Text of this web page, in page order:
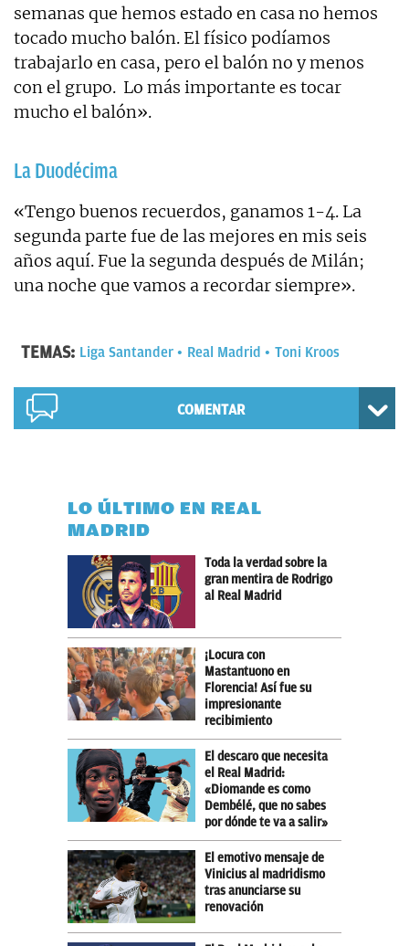
semanas que hemos estado en casa no hemos
tocado mucho balón. El físico podíamos
trabajarlo en casa, pero el balón no y menos
con el grupo. Lo más importante es tocar
mucho el balón».
La Duodécima
«Tengo buenos recuerdos, ganamos 1-4. La
segunda parte fue de las mejores en mis seis
años aquí. Fue la segunda después de Milán;
una noche que vamos a recordar siempre».
TEMAS: Liga Santander Real Madrid Toni Kroos
COMENTAR
LO ÚLTIMO EN REAL
MADRID
Toda la verdad sobre la
gran mentira de Rodrigo
al Real Madrid
¡Locura con
Mastantuono en
Florencia! Así fue su
impresionante
recibimiento
El descaro que necesita
el Real Madrid:
«Diomande es como
Dembélé, que no sabes
por dónde te va a salir»
El emotivo mensaje de
Vinicius al madridismo
tras anunciarse su
renovación